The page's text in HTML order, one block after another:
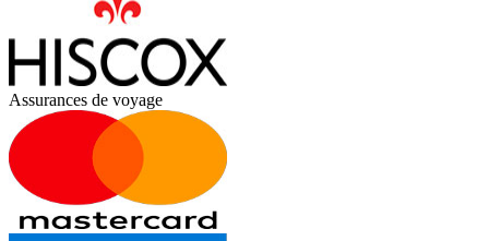
Assurances de voyage